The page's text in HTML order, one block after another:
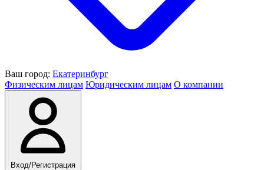
Ваш город: Екатеринбург
Физическим лицам Юридическим лицам О компании
Вход/Регистрация